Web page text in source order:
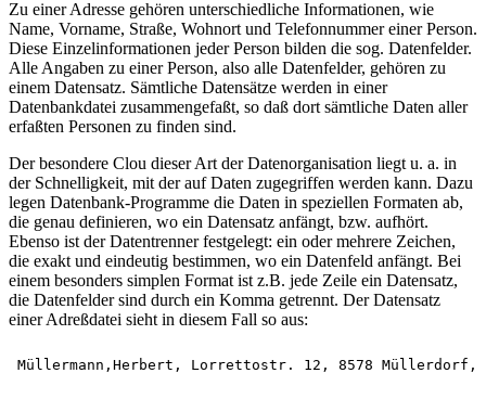
Zu einer Adresse gehören unterschiedliche Informationen, wie
Name, Vorname, Straße, Wohnort und Telefonnummer einer Person.
Diese Einzelinformationen jeder Person bilden die sog. Datenfelder.
Alle Angaben zu einer Person, also alle Datenfelder, gehören zu
einem Datensatz. Sämtliche Datensätze werden in einer
Datenbankdatei zusammengefaßt, so daß dort sämtliche Daten aller
erfaßten Personen zu finden sind.
Der besondere Clou dieser Art der Datenorganisation liegt u. a. in
der Schnelligkeit, mit der auf Daten zugegriffen werden kann. Dazu
legen Datenbank-Programme die Daten in speziellen Formaten ab,
die genau definieren, wo ein Datensatz anfängt, bzw. aufhört.
Ebenso ist der Datentrenner festgelegt: ein oder mehrere Zeichen,
die exakt und eindeutig bestimmen, wo ein Datenfeld anfängt. Bei
einem besonders simplen Format ist z.B. jede Zeile ein Datensatz,
die Datenfelder sind durch ein Komma getrennt. Der Datensatz
einer Adreßdatei sieht in diesem Fall so aus: